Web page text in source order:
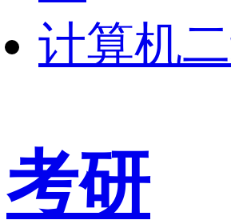
计算机
考研